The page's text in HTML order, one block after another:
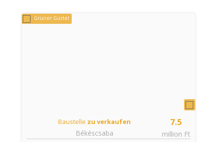
Grüner Gürtel
7.5
million Ft
Baustelle zu verkaufen
Békéscsaba